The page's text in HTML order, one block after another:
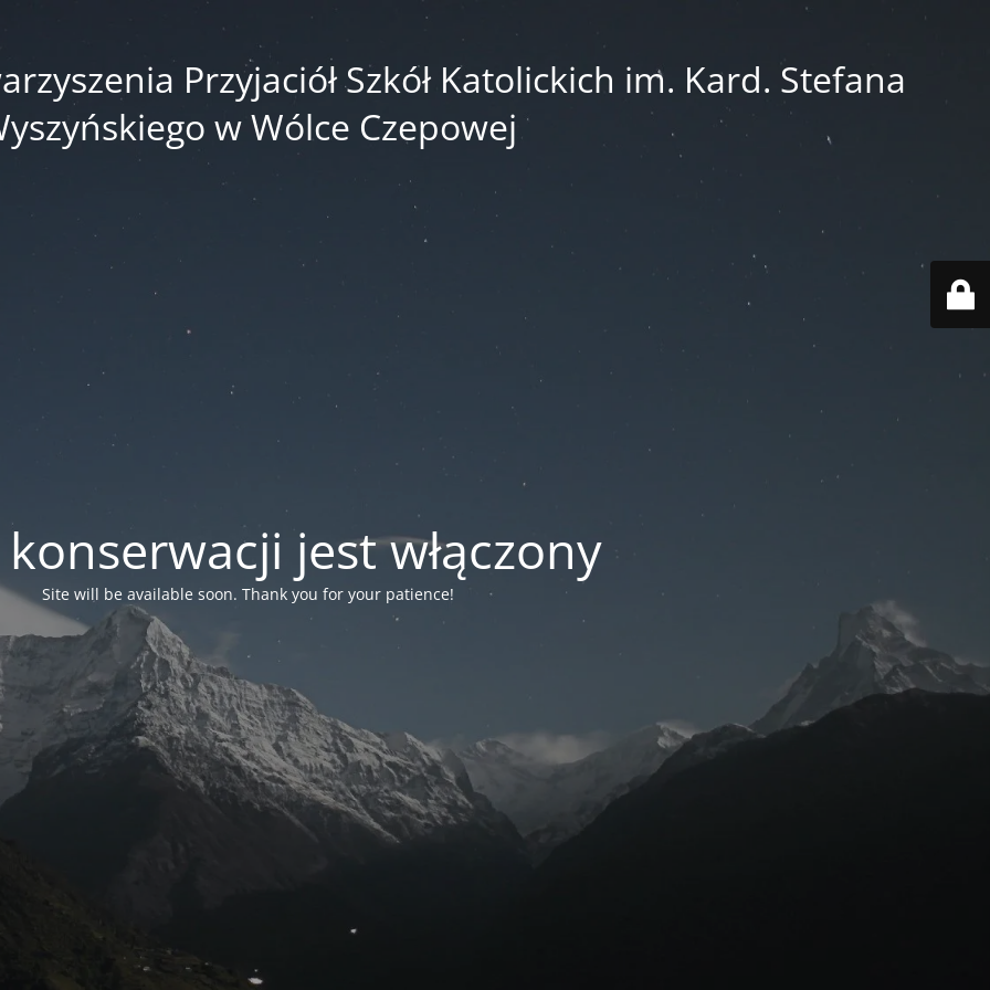
Przyjaciół Szkół Katolickich im. Kard. Stefana
w Wólce Czepowej
jest włączony
Site will be available soon. Thank you for your patience!